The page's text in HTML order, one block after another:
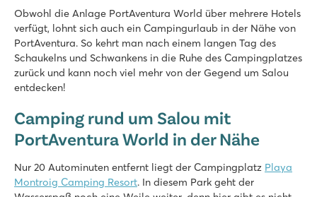
Schöne Schwimmbecken mit 3 Rutschen und separatem
Mobilheime in autofreier Premium-Zone mit Palmen
Die lebhaften Badeorte Cambrils und Salou liegen in der
Obwohl die Anlage PortAventura World über mehrere Hotels
verfügt, lohnt sich auch ein Campingurlaub in der Nähe von
PortAventura. So kehrt man nach einem langen Tag des
Schaukelns und Schwankens in die Ruhe des Campingplatzes
zurück und kann noch viel mehr von der Gegend um Salou
entdecken!
Camping rund um Salou mit
PortAventura World in der Nähe
Nur 20 Autominuten entfernt liegt der Campingplatz Playa
Montroig Camping Resort. In diesem Park geht der